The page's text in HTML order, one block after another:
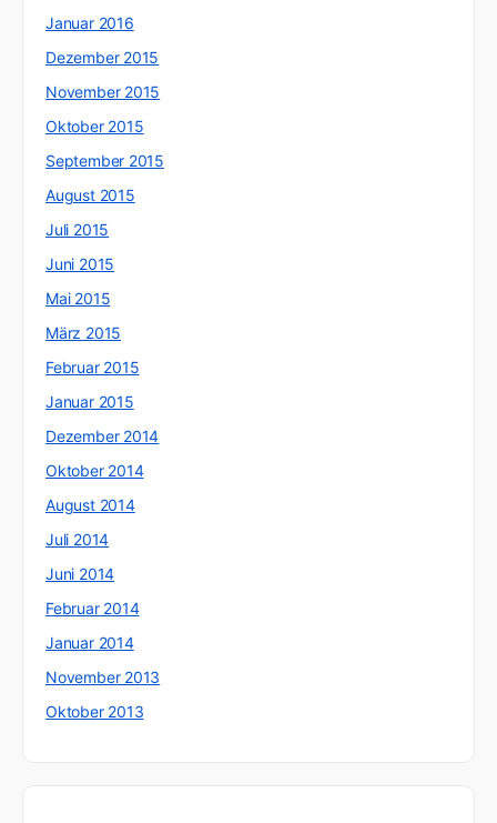
Januar 2016
Dezember 2015
November 2015
Oktober 2015
September 2015
August 2015
Juli 2015
Juni 2015
Mai 2015
März 2015
Februar 2015
Januar 2015
Dezember 2014
Oktober 2014
August 2014
Juli 2014
Juni 2014
Februar 2014
Januar 2014
November 2013
Oktober 2013